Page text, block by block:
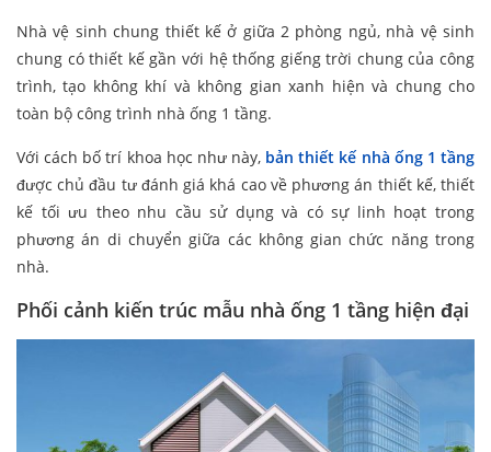
Nhà vệ sinh chung thiết kế ở giữa 2 phòng ngủ, nhà vệ sinh
chung có thiết kế gần với hệ thống giếng trời chung của công
trình, tạo không khí và không gian xanh hiện và chung cho
toàn bộ công trình nhà ống 1 tầng.
Với cách bố trí khoa học như này, bản thiết kế nhà ống 1 tầng
được chủ đầu tư đánh giá khá cao về phương án thiết kế, thiết
kế tối ưu theo nhu cầu sử dụng và có sự linh hoạt trong
phương án di chuyển giữa các không gian chức năng trong
nhà.
Phối cảnh kiến trúc mẫu nhà ống 1 tầng hiện đại